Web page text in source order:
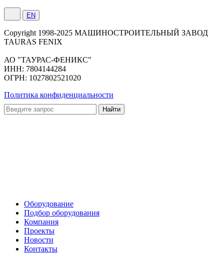
EN
Сopyright 1998-2025 МАШИНОСТРОИТЕЛЬНЫЙ ЗАВОД
TAURAS FENIX
АО "ТАУРАС-ФЕНИКС"
ИНН: 7804144284
ОГРН: 1027802521020
Политика конфиденциальности
Оборудование
Подбор оборудования
Компания
Проекты
Новости
Контакты